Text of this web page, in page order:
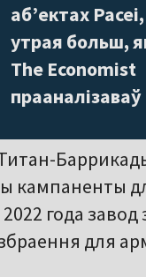
аб’ектах
утрая больш,
The Economist
кампаненты
года
для